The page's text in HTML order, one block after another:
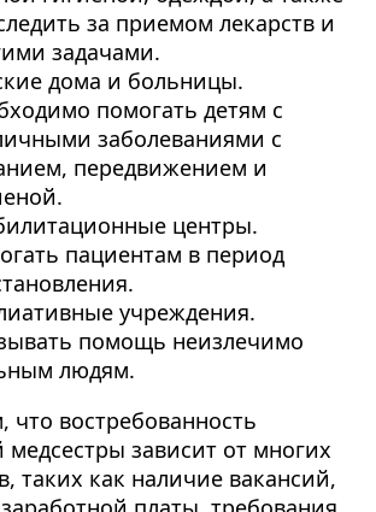
за приемом лекарств и
задачами.
дома и больницы.
помогать детям с
заболеваниями с
передвижением и
центры.
пациентам в период
учреждения.
помощь неизлечимо
людям.
что востребованность
зависит от многих
таких как наличие вакансий,